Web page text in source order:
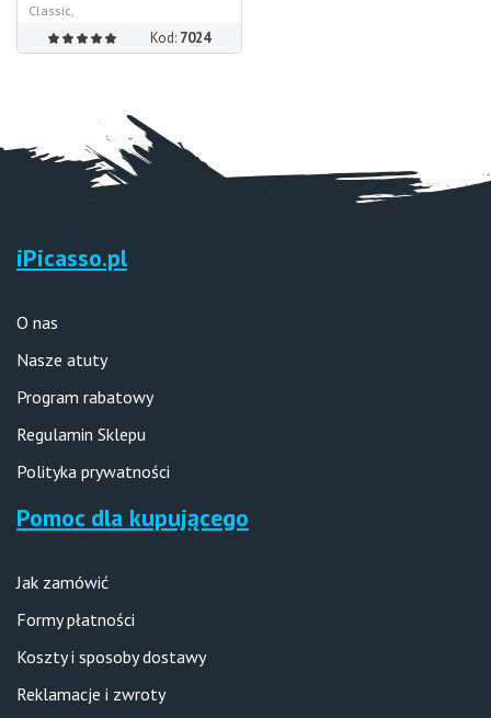
Classic,
Kod: 7024
iPicasso.pl
O nas
Nasze atuty
Program rabatowy
Regulamin Sklepu
Polityka prywatności
Pomoc dla kupującego
Jak zamówić
Formy płatności
Koszty i sposoby dostawy
Reklamacje i zwroty